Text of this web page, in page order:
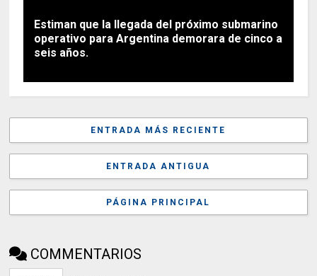
Estiman que la llegada del próximo submarino
operativo para Argentina demorara de cinco a
seis años.
ENTRADA MÁS RECIENTE
ENTRADA ANTIGUA
PÁGINA PRINCIPAL
COMMENTARIOS